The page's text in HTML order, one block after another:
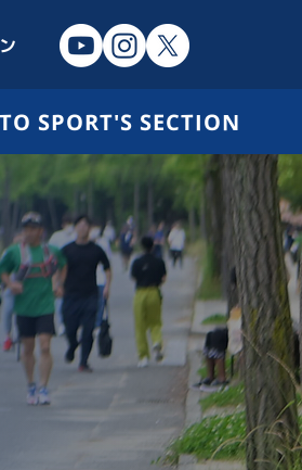
SPORT'S SECTION